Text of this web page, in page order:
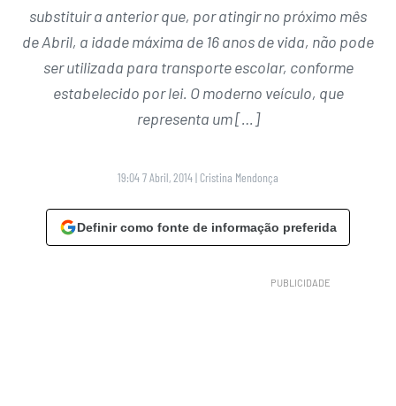
substituir a anterior que, por atingir no próximo mês
de Abril, a idade máxima de 16 anos de vida, não pode
ser utilizada para transporte escolar, conforme
estabelecido por lei. O moderno veículo, que
representa um […]
19:04 7 Abril, 2014| Cristina Mendonça
Definir como fonte de informação preferida